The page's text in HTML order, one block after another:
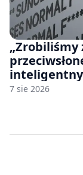
7 sie 2026